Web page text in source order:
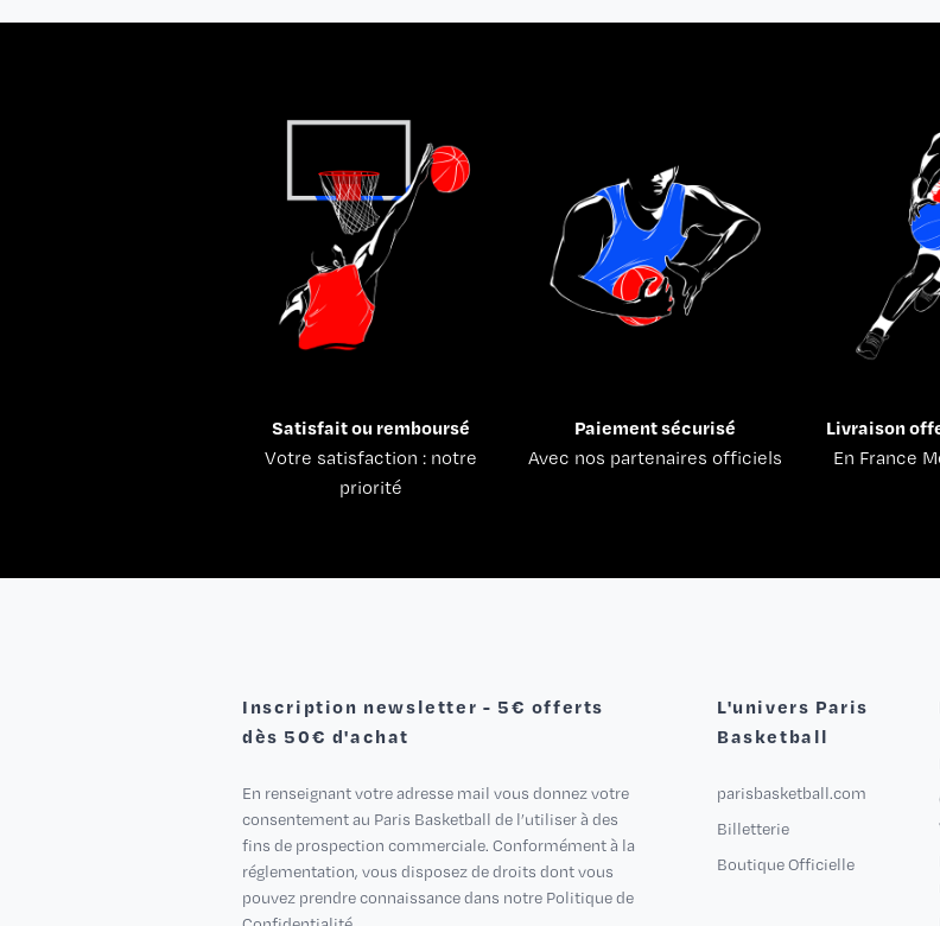
Satisfait ou remboursé
Votre satisfaction : notre
priorité
Paiement sécurisé
Avec nos partenaires officiels
Livraison
En France
Inscription newsletter - 5€ offerts
dès 50€ d'achat
En renseignant votre adresse mail vous donnez votre
consentement au Paris Basketball de l’utiliser à des
fins de prospection commerciale. Conformément à la
réglementation, vous disposez de droits dont vous
pouvez prendre connaissance dans notre Politique de
L'univers Paris
Basketball
parisbasketball.com
Billetterie
Boutique Officielle